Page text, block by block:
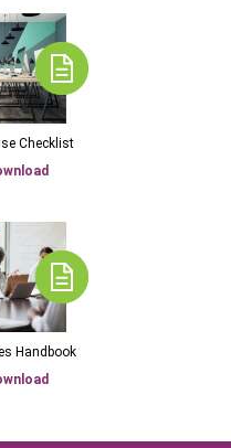
Checklist
Handbook